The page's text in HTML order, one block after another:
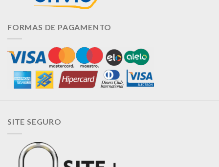
FORMAS DE PAGAMENTO
SITE SEGURO